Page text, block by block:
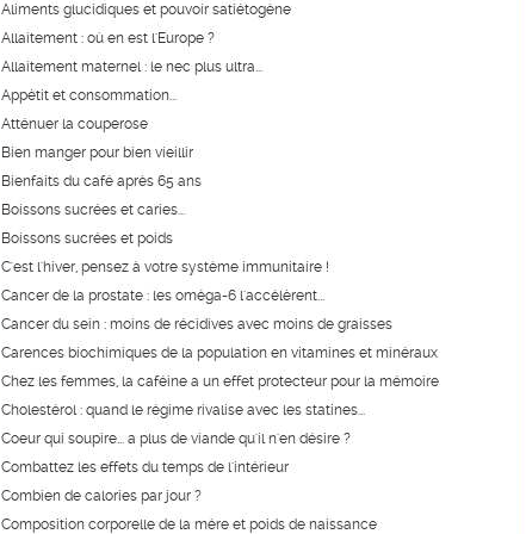
Aliments glucidiques et pouvoir satiétogène
Allaitement : où en est l'Europe ?
Allaitement maternel : le nec plus ultra...
Appétit et consommation...
Atténuer la couperose
Bien manger pour bien vieillir
Bienfaits du café après 65 ans
Boissons sucrées et caries...
Boissons sucrées et poids
C'est l'hiver, pensez à votre système immunitaire !
Cancer de la prostate : les oméga-6 l'accélèrent...
Cancer du sein : moins de récidives avec moins de graisses
Carences biochimiques de la population en vitamines et minéraux
Chez les femmes, la caféine a un effet protecteur pour la mémoire
Cholestérol : quand le régime rivalise avec les statines...
Coeur qui soupire... a plus de viande qu'il n'en désire ?
Combattez les effets du temps de l'intérieur
Combien de calories par jour ?
Composition corporelle de la mère et poids de naissance